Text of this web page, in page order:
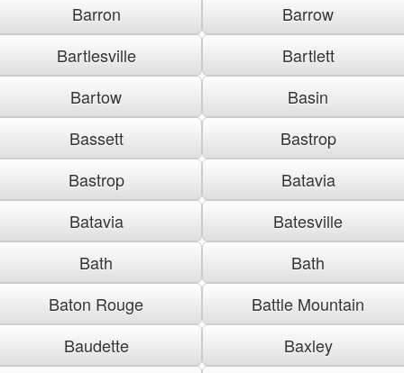
Barron
Barrow
Bartlesville
Bartlett
Bartow
Basin
Bassett
Bastrop
Bastrop
Batavia
Batavia
Batesville
Bath
Bath
Baton Rouge
Battle Mountain
Baudette
Baxley